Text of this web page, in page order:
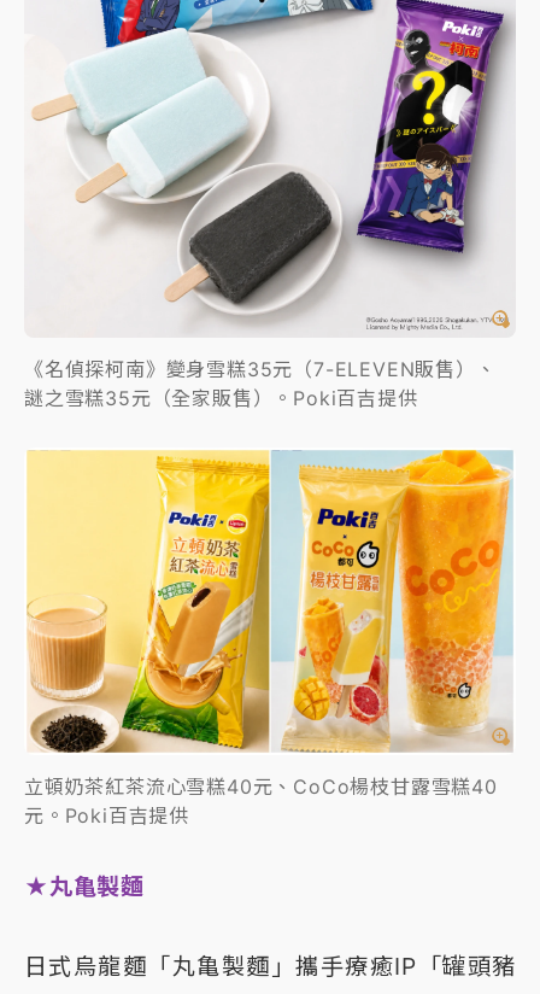
《名偵探柯南》變身雪糕35元（7-ELEVEN販售）、
謎之雪糕35元（全家販售）。Poki百吉提供
立頓奶茶紅茶流心雪糕40元、CoCo楊枝甘露雪糕40
元。Poki百吉提供
★丸亀製麵
日式烏龍麵「丸亀製麵」攜手療癒IP「罐頭豬